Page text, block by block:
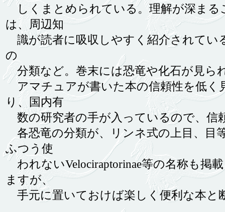
しくまとめられている。理解が深まる
は、周辺知
識が読者に吸収しやすく紹介されてい
の
分類など。巻末には恐竜や化石が見ら
アマチュアが書いた本の信頼性を低く
り、国内有
数の研究者の手が入っているので、信
各恐竜の分類が、リンネ式の上目、目
ふつう使
われないVelociraptorinae等の名称も掲
ますが、
手元に置いておけば楽しく便利な本と